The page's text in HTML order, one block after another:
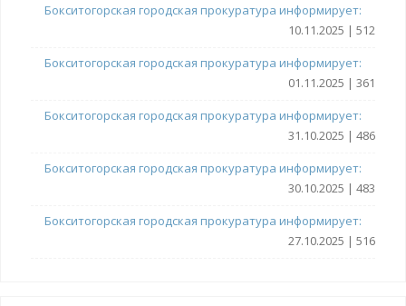
Бокситогорская городская прокуратура информирует:
10.11.2025 | 512
Бокситогорская городская прокуратура информирует:
01.11.2025 | 361
Бокситогорская городская прокуратура информирует:
31.10.2025 | 486
Бокситогорская городская прокуратура информирует:
30.10.2025 | 483
Бокситогорская городская прокуратура информирует:
27.10.2025 | 516